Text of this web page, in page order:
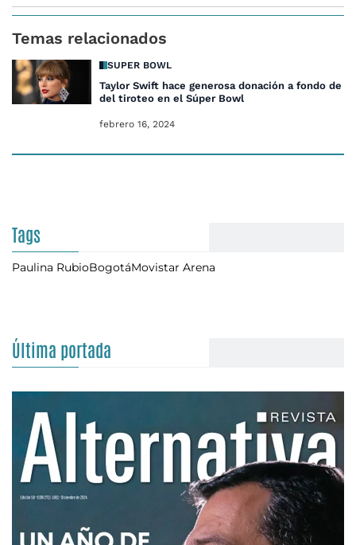
Temas relacionados
SUPER BOWL
Taylor Swift hace generosa donación a fondo de
del tiroteo en el Súper Bowl
febrero 16, 2024
Tags
Paulina RubioBogotáMovistar Arena
Última portada